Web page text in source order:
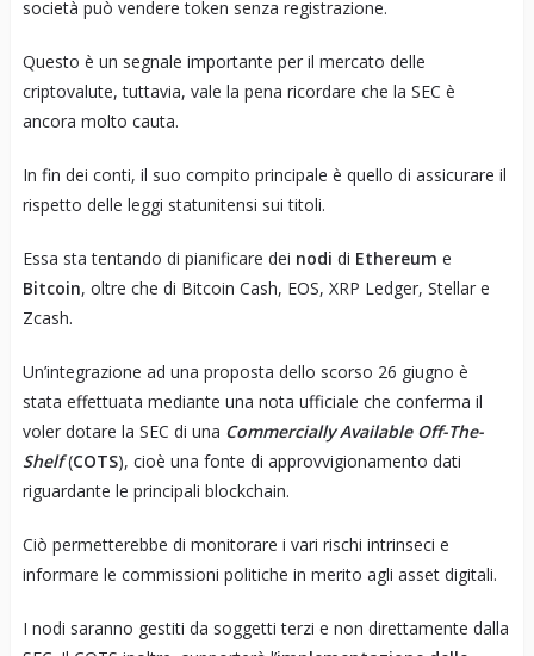
società può vendere token senza registrazione.
Questo è un segnale importante per il mercato delle
criptovalute, tuttavia, vale la pena ricordare che la SEC è
ancora molto cauta.
In fin dei conti, il suo compito principale è quello di assicurare il
rispetto delle leggi statunitensi sui titoli.
Essa sta tentando di pianificare dei nodi di Ethereum e
Bitcoin, oltre che di Bitcoin Cash, EOS, XRP Ledger, Stellar e
Zcash.
Un’integrazione ad una proposta dello scorso 26 giugno è
stata effettuata mediante una nota ufficiale che conferma il
voler dotare la SEC di una Commercially Available Off-The-
Shelf(COTS), cioè una fonte di approvvigionamento dati
riguardante le principali blockchain.
Ciò permetterebbe di monitorare i vari rischi intrinseci e
informare le commissioni politiche in merito agli asset digitali.
I nodi saranno gestiti da soggetti terzi e non direttamente dalla